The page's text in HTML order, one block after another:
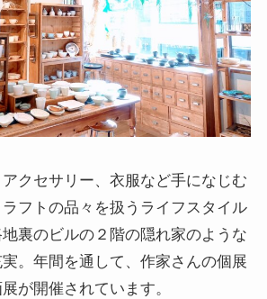
クセサリー、衣服など手になじむ
フトの品々を扱うライフスタイル
裏のビルの２階の隠れ家のような
。年間を通して、作家さんの個展
が開催されています。